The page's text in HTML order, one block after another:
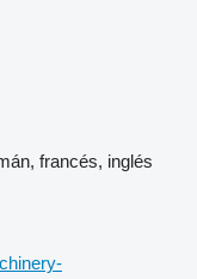
francés, inglés